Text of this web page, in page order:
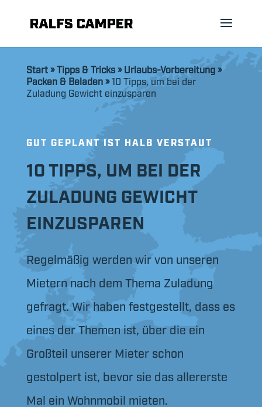
Start »Tipps & Tricks» Urlaubs-Vorbereitung»
Packen & Beladen»10 Tipps, um bei der
Zuladung Gewicht einzusparen
GUT GEPLANT IST HALB VERSTAUT
10 TIPPS, UM BEI DER
ZULADUNG GEWICHT
EINZUSPAREN
Regelmäßig werden wir von unseren
Mietern nach dem Thema Zuladung
gefragt. Wir haben festgestellt, dass es
eines der Themen ist, über die ein
Großteil unserer Mieter schon
gestolpert ist, bevor sie das allererste
Mal ein Wohnmobil mieten.